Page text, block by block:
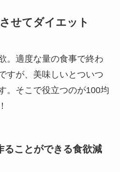
せてダイエット
。適度な量の食事で終わ
すが、美味しいとついつ
。そこで役立つのが100均
ることができる食欲減